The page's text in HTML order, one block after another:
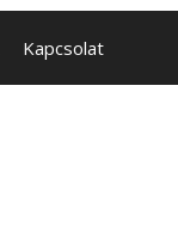
Kapcsolat